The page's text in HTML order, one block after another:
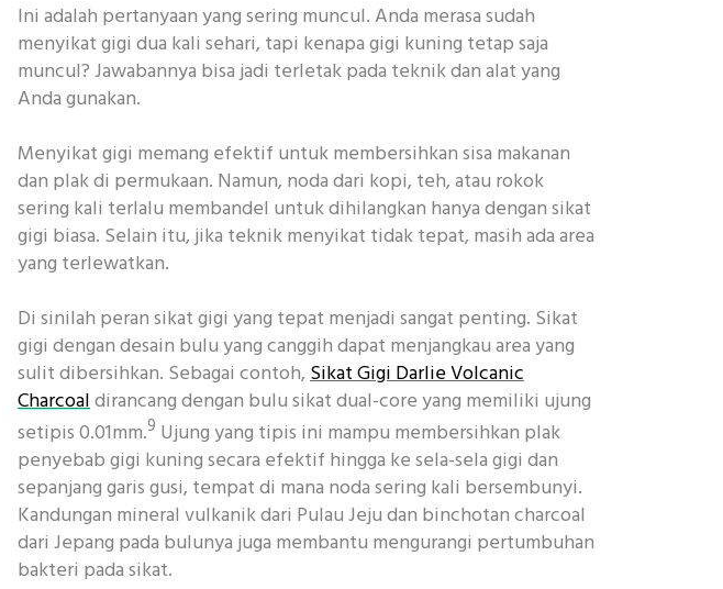
Ini adalah pertanyaan yang sering muncul. Anda merasa sudah
menyikat gigi dua kali sehari, tapi kenapa gigi kuning tetap saja
muncul? Jawabannya bisa jadi terletak pada teknik dan alat yang
Anda gunakan.
Menyikat gigi memang efektif untuk membersihkan sisa makanan
dan plak di permukaan. Namun, noda dari kopi, teh, atau rokok
sering kali terlalu membandel untuk dihilangkan hanya dengan sikat
gigi biasa. Selain itu, jika teknik menyikat tidak tepat, masih ada area
yang terlewatkan.
Di sinilah peran sikat gigi yang tepat menjadi sangat penting. Sikat
gigi dengan desain bulu yang canggih dapat menjangkau area yang
sulit dibersihkan. Sebagai contoh,Sikat Gigi Darlie Volcanic
Charcoaldirancang dengan bulu sikat dual-core yang memiliki ujung
setipis 0.01mm.9 Ujung yang tipis ini mampu membersihkan plak
penyebab gigi kuning secara efektif hingga ke sela-sela gigi dan
sepanjang garis gusi, tempat di mana noda sering kali bersembunyi.
Kandungan mineral vulkanik dari Pulau Jeju dan binchotan charcoal
dari Jepang pada bulunya juga membantu mengurangi pertumbuhan
bakteri pada sikat.